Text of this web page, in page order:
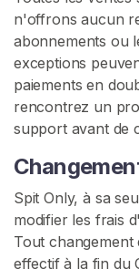
n'offrons aucun
abonnements ou
exceptions
paiements en
rencontrez un
support avant de
Spit Only, à sa
modifier les frais
Tout changement
effectif à la fin du
B
e
F
é
t
c
h
i
s